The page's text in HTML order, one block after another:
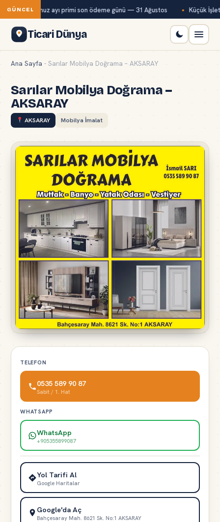
GÜNCEL
Kur temmuz ayı primi son ödeme günü — 31 Ağustos Küçük
Ticari Dünya
Ana Sayfa - Sarılar Mobilya Doğrama – AKSARAY
Sarılar Mobilya Doğrama –
AKSARAY
AKSARAY Mobilya İmalat
TELEFON
0535 589 90 87
Sabit / 1. Hat
WHATSAPP
WhatsApp
+905355899087
Yol Tarifi Al
Google Haritalar
Google'da Aç
Bahçesaray Mah. 8621 Sk. No:1 AKSARAY